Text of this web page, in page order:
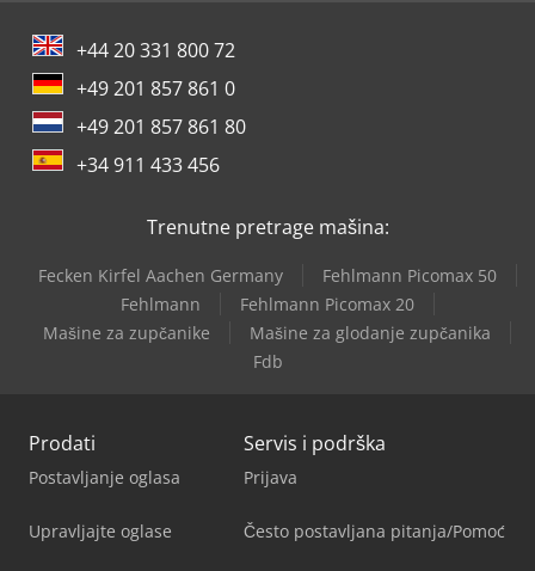
+44 20 331 800 72
+49 201 857 861 0
+49 201 857 861 80
+34 911 433 456
Trenutne pretrage mašina:
Fecken Kirfel Aachen Germany
Fehlmann Picomax 50
Fehlmann
Fehlmann Picomax 20
Mašine za zupčanike
Mašine za glodanje zupčanika
Fdb
Prodati
Postavljanje oglasa
Upravljajte oglase
Servis i podrška
Prijava
Često postavljana pitanja/Pomoć